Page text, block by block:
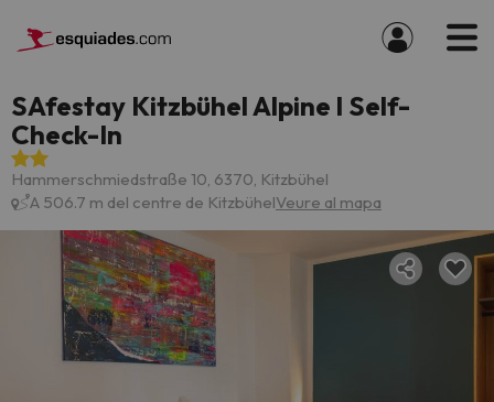
SAfestay Kitzbühel Alpine l Self-
Check-In
Hammerschmiedstraße 10, 6370, Kitzbühel
A 506.7 m del centre de KitzbühelVeure al mapa